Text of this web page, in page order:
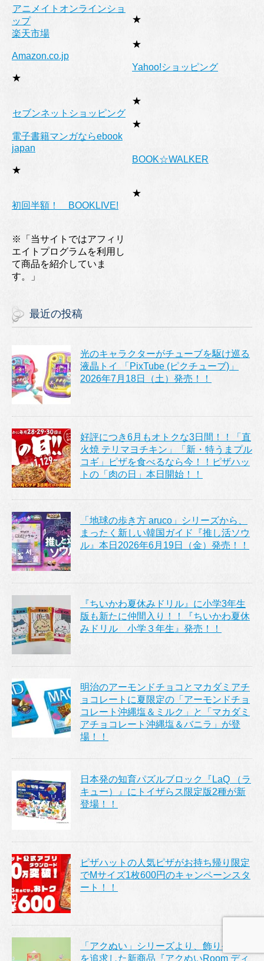
アニメイトオンラインショ
ップ
★
楽天市場
★
Amazon.co.jp
★
Yahoo!ショッピング
★
セブンネットショッピング
★
電子書籍マンガならebook
japan
★
BOOK☆WALKER
★
初回半額！ BOOKLIVE!
※「当サイトではアフィリ
エイトプログラムを利用し
て商品を紹介していま
す。」
最近の投稿
光のキャラクターがチューブを駆け巡る
液晶トイ 「PixTube (ピクチューブ)」
2026年7月18日（土）発売！！
好評につき6月もオトクな3日間！！「直
火焼 テリマヨチキン」「新・特うまプル
コギ」ピザを食べるなら今！！ピザハッ
トの「肉の日」本日開始！！
「地球の歩き方 aruco」シリーズから、
まったく新しい韓国ガイド『推し活ソウ
ル』本日2026年6月19日（金）発売！！
『ちいかわ夏休みドリル』に小学3年生
版も新たに仲間入り！！『ちいかわ夏休
みドリル 小学３年生』発売！！
明治のアーモンドチョコとマカダミアチ
ョコレートに夏限定の「アーモンドチョ
コレート沖縄塩＆ミルク」と「マカダミ
アチョコレート沖縄塩＆バニラ」が登
場！！
日本発の知育パズルブロック『LaQ （ラ
キュー）』にトイザらス限定版2種が新
登場！！
ピザハットの人気ピザがお持ち帰り限定
でMサイズ1枚600円のキャンペーンスタ
ート！！
「アクぬい」シリーズより、飾りやすさ
を追求した新商品『アクぬいRoom ディ